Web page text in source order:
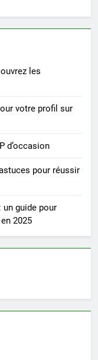
les
votre profil sur
d’occasion
pour réussir
un guide pour
2025